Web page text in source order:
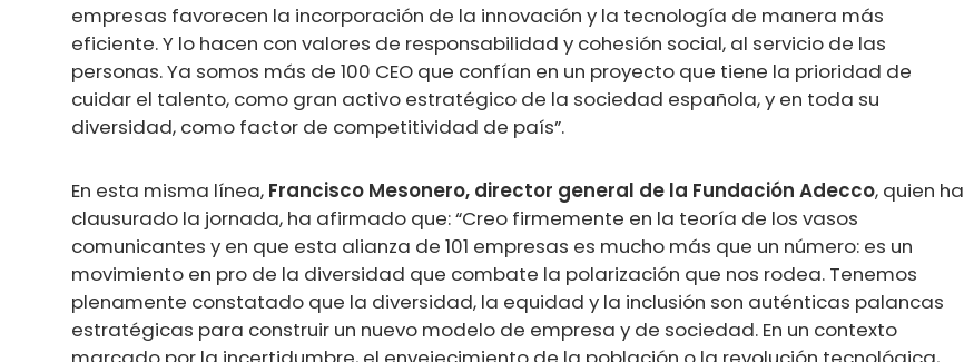
empresas favorecen la incorporación de la innovación y la tecnología de manera más
eficiente. Y lo hacen con valores de responsabilidad y cohesión social, al servicio de las
personas. Ya somos más de 100 CEO que confían en un proyecto que tiene la prioridad de
cuidar el talento, como gran activo estratégico de la sociedad española, y en toda su
diversidad, como factor de competitividad de país”.
En esta misma línea, Francisco Mesonero, director general de la Fundación Adecco, quien ha
clausurado la jornada, ha afirmado que: “Creo firmemente en la teoría de los vasos
comunicantes y en que esta alianza de 101 empresas es mucho más que un número: es un
movimiento en pro de la diversidad que combate la polarización que nos rodea. Tenemos
plenamente constatado que la diversidad, la equidad y la inclusión son auténticas palancas
estratégicas para construir un nuevo modelo de empresa y de sociedad. En un contexto